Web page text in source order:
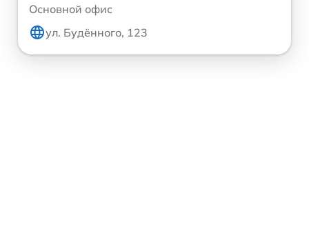
Основной офис
ул. Будённого, 123